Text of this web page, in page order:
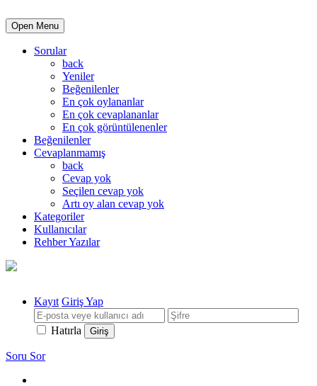
Open Menu
Sorular
back
Yeniler
Beğenilenler
En çok oylananlar
En çok cevaplananlar
En çok görüntülenenler
Beğenilenler
Cevaplanmamış
back
Cevap yok
Seçilen cevap yok
Artı oy alan cevap yok
Kategoriler
Kullanıcılar
Rehber Yazılar
Kayıt Giriş Yap
Hatırla
Soru Sor